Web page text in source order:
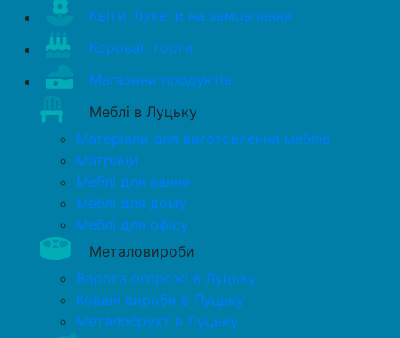
Квіти, букети на замовлення
Короваї, торти
Магазини продуктів
Меблі в Луцьку
Матеріали для виготовлення меблів
Матраци
Меблі для ванни
Меблі для дому
Меблі для офісу
Металовироби
Ворота огорожі в Луцьку
Ковані вироби в Луцьку
Металобрухт в Луцьку